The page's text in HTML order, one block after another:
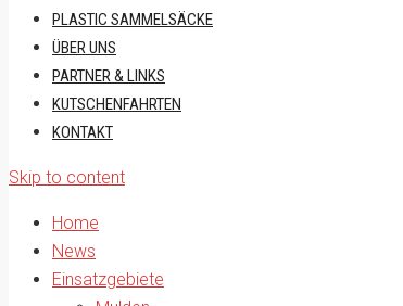
PLASTIC SAMMELSÄCKE
ÜBER UNS
PARTNER & LINKS
KUTSCHENFAHRTEN
KONTAKT
Skip to content
Home
News
Einsatzgebiete